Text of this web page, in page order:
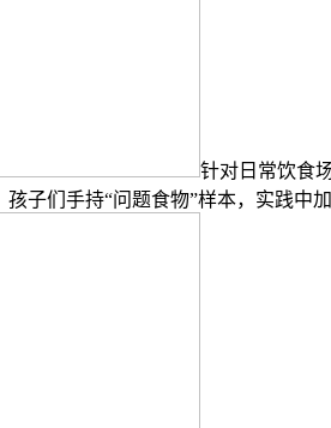
针对日常饮食
子们手持“问题食物”样本，实践中加